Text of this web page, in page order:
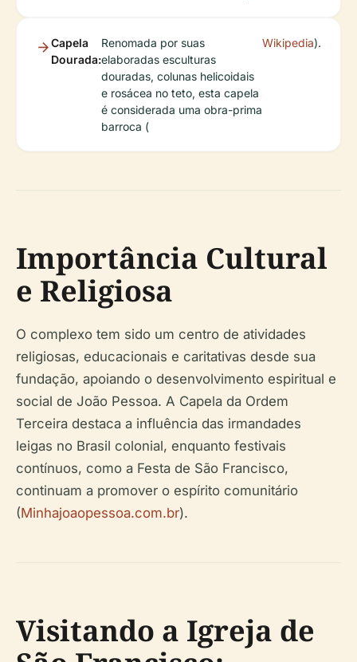
Capela
Dourada:
Renomada por suas
elaboradas esculturas
douradas, colunas helicoidais
e rosácea no teto, esta capela
é considerada uma obra-prima
barroca (
Wikipedia).
Importância Cultural
e Religiosa
O complexo tem sido um centro de atividades
religiosas, educacionais e caritativas desde sua
fundação, apoiando o desenvolvimento espiritual e
social de João Pessoa. A Capela da Ordem
Terceira destaca a influência das irmandades
leigas no Brasil colonial, enquanto festivais
contínuos, como a Festa de São Francisco,
continuam a promover o espírito comunitário
(Minhajoaopessoa.com.br).
Visitando a Igreja de